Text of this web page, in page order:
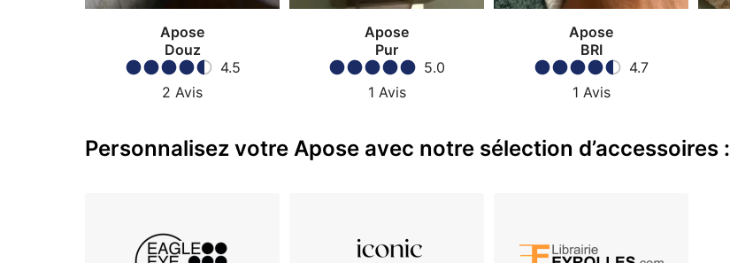
Apose
Douz
4.5
2 Avis
Apose
Pur
5.0
1 Avis
Apose
BRI
4.7
1 Avis
Personnalisez votre Apose avec notre sélection d’accessoires :